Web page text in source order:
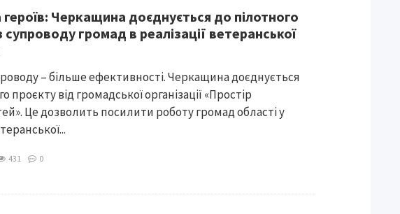
героїв: Черкащина доєднується до пілотного
супроводу громад в реалізації ветеранської
– більше ефективності. Черкащина доєднується
проєкту від громадської організації «Простір
Це дозволить посилити роботу громад області у
431 0